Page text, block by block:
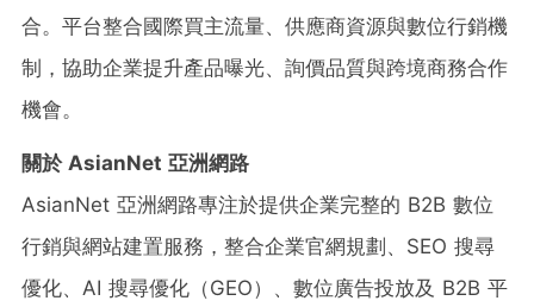
合。平台整合國際買主流量、供應商資源與數位行銷機
制，協助企業提升產品曝光、詢價品質與跨境商務合作
機會。
關於 AsianNet 亞洲網路
AsianNet 亞洲網路專注於提供企業完整的 B2B 數位
行銷與網站建置服務，整合企業官網規劃、SEO 搜尋
優化、AI 搜尋優化（GEO）、數位廣告投放及 B2B 平